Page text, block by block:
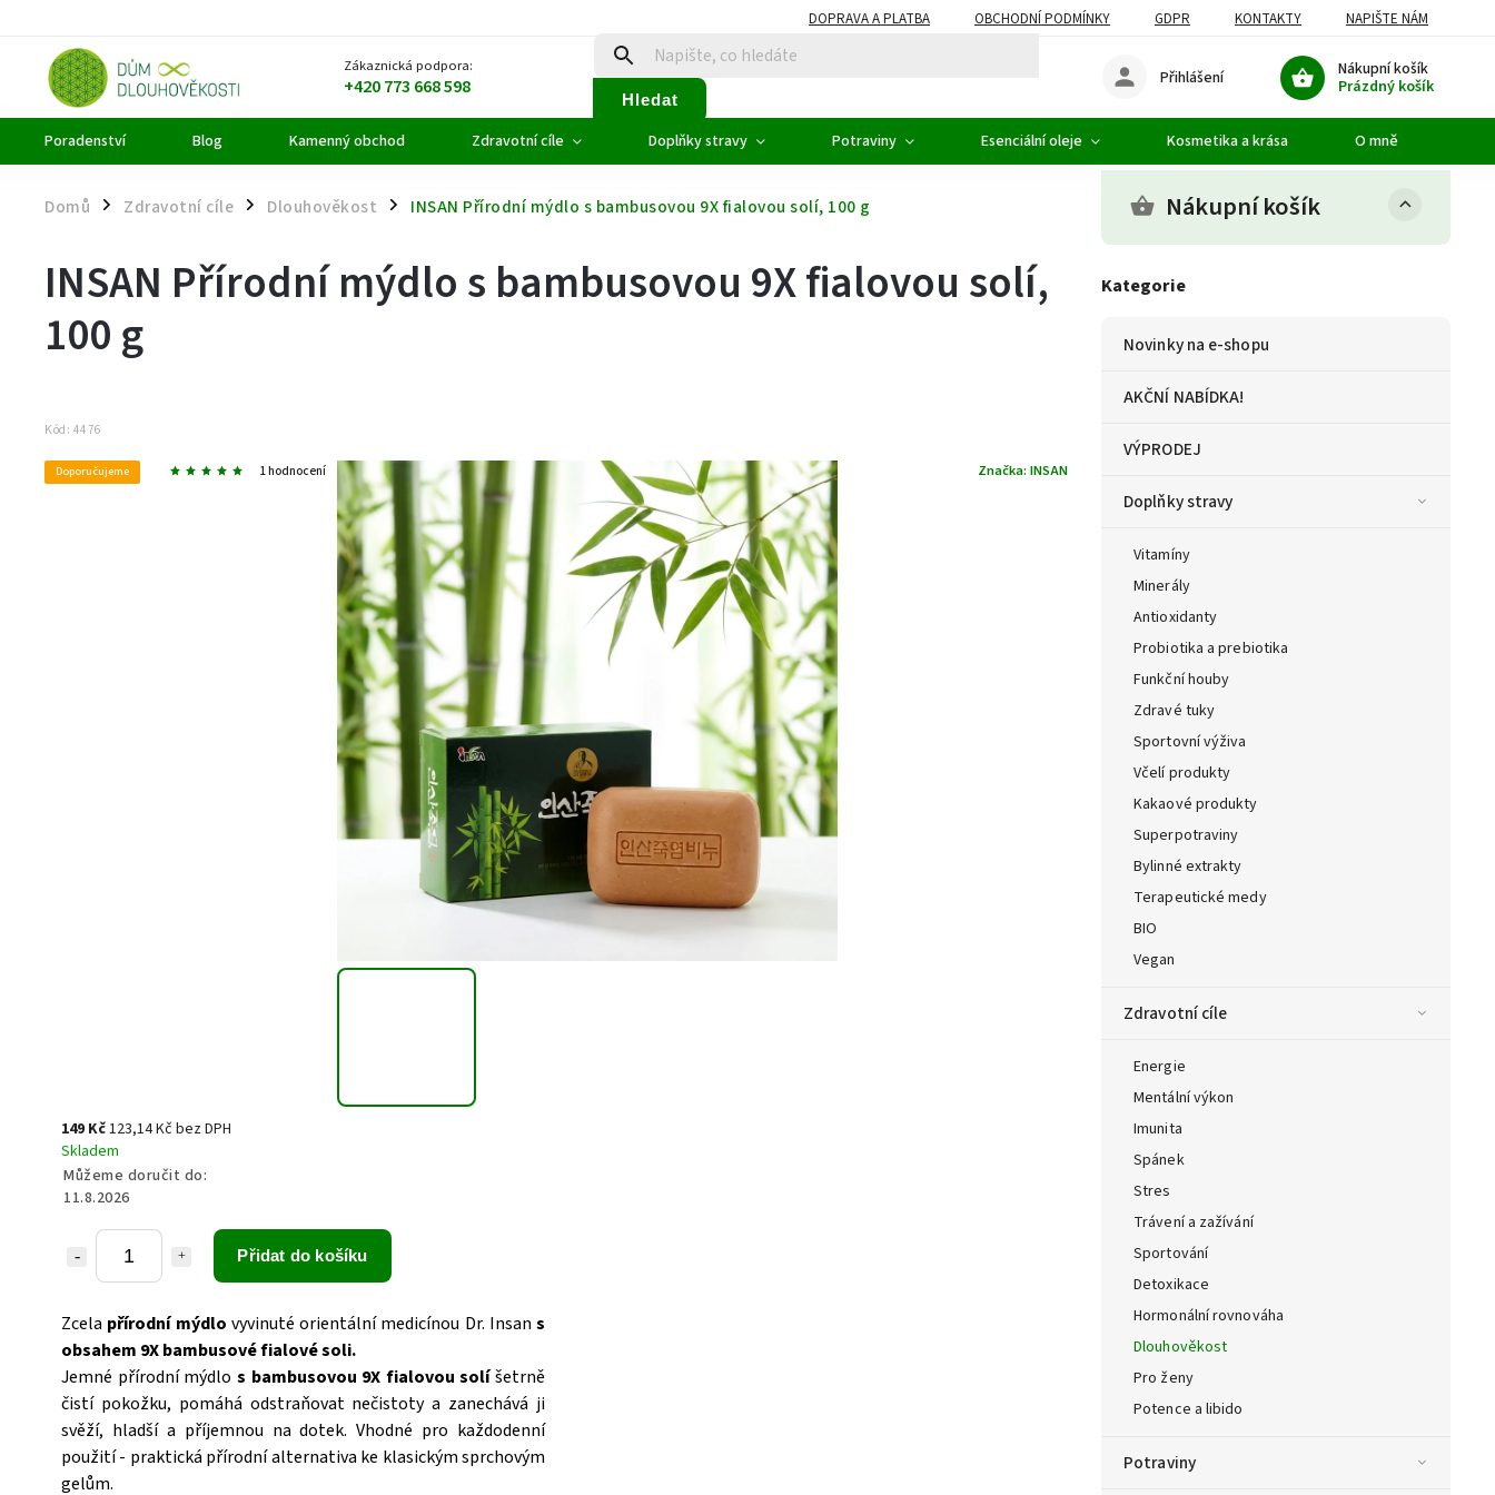
DOPRAVA A PLATBA OBCHODNÍ PODMÍNKY GDPR KONTAKTY NAPIŠTE NÁM
Zákaznická podpora:
+420 773 668 598 Hledat
Nákupní košík
Prázdný košík
Přihlášení
Poradenství Blog Kamenný obchod Zdravotní cíle Doplňky stravy Potraviny Esenciální oleje Kosmetika a krása O mně
Domů / Zdravotní cíle / Dlouhověkost / INSAN Přírodní mýdlo s bambusovou 9X fialovou solí, 100 g Nákupní košík
Kategorie
Novinky na e-shopu
AKČNÍ NABÍDKA!
VÝPRODEJ
Doplňky stravy
Vitamíny
Minerály
Antioxidanty
Probiotika a prebiotika
Funkční houby
Zdravé tuky
Sportovní výživa
Včelí produkty
Kakaové produkty
Superpotraviny
Bylinné extrakty
Terapeutické medy
BIO
Vegan
Zdravotní cíle
Energie
Mentální výkon
Imunita
Spánek
Stres
Trávení a zažívání
Sportování
Detoxikace
Hormonální rovnováha
Dlouhověkost
Pro ženy
Potence a libido
Potraviny
INSAN Přírodní mýdlo s bambusovou 9X fialovou solí,
100 g
Kód: 4476
Doporučujeme 1 hodnocení Značka: INSAN
149 Kč123,14 Kč bez DPH
Skladem
Můžeme doručit do:
11.8.2026
Přidat do košíku
Zcela přírodní mýdlo vyvinuté orientální medicínou Dr. Insan s
obsahem 9X bambusové fialové soli.
Jemné přírodní mýdlo s bambusovou 9X fialovou solíšetrně
čistí pokožku, pomáhá odstraňovat nečistoty a zanechává ji
svěží, hladší a příjemnou na dotek. Vhodné pro každodenní
použití - praktická přírodní alternativa ke klasickým sprchovým
gelům.